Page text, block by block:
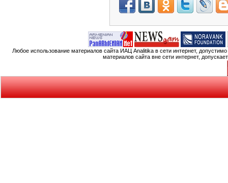
Любое использование материалов сайта ИАЦ Analitika в сети интернет,
материалов сайта вне сети интернет,